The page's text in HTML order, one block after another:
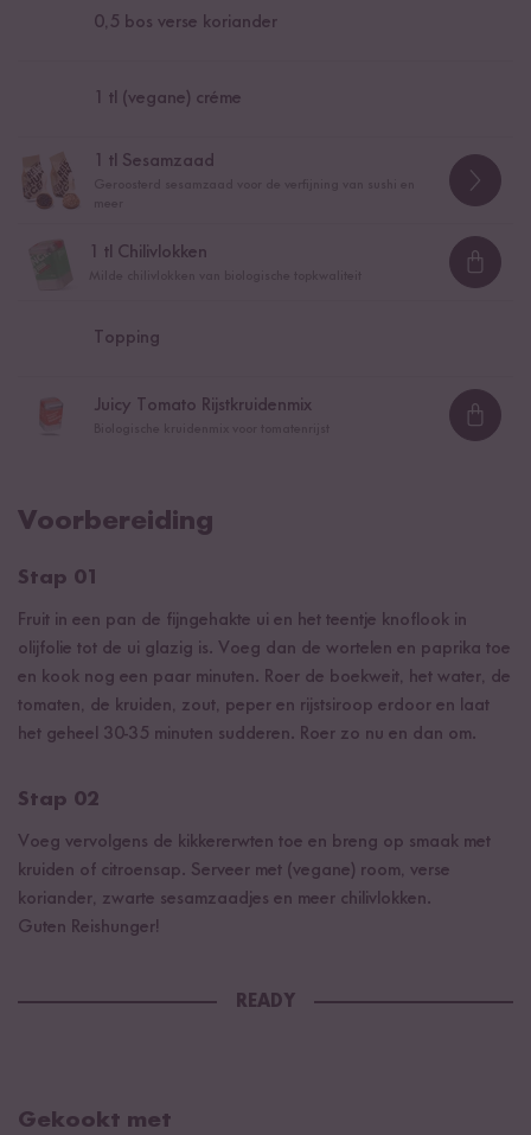
0,5 bos verse koriander
1 tl (vegane) créme
tl Sesamzaad
tl Chilivlokken
Topping
Juicy Tomato Rijstkruidenmix
Voorbereiding
Stap 01
Fruit in een pan de fijngehakte ui en het teentje knoflook in
olijfolie tot de ui glazig is. Voeg dan de wortelen en paprika toe
en kook nog een paar minuten. Roer de boekweit, het water, de
tomaten, de kruiden, zout, peper en rijstsiroop erdoor en laat
het geheel 30-35 minuten sudderen. Roer zo nu en dan om.
Stap 02
Voeg vervolgens de kikkererwten toe en breng op smaak met
kruiden of citroensap. Serveer met (vegane) room, verse
koriander, zwarte sesamzaadjes en meer chilivlokken.
Guten Reishunger!
READY
Gekookt met